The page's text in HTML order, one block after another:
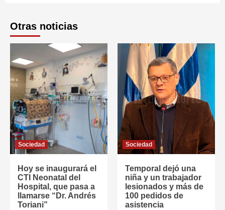
Otras noticias
Sociedad
Hoy se inaugurará el
CTI Neonatal del
Hospital, que pasa a
llamarse “Dr. Andrés
Toriani”
Sociedad
Temporal dejó una
niña y un trabajador
lesionados y más de
100 pedidos de
asistencia